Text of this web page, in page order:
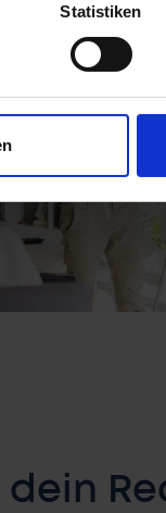
Statistiken